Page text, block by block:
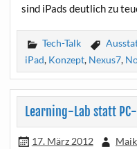
sind iPads deut­lich zu
Tech-Talk
iPad, Konzept, Nexus7,
Learning-Lab statt
17. März 2012